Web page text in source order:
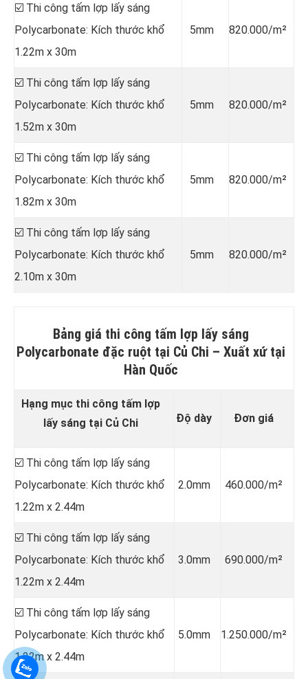
☑️ Thi công tấm lợp lấy sáng
Polycarbonate: Kích thước khổ
1.22m x 30m
5mm 820.000/m²
☑️ Thi công tấm lợp lấy sáng
Polycarbonate: Kích thước khổ
1.52m x 30m
5mm 820.000/m²
☑️ Thi công tấm lợp lấy sáng
Polycarbonate: Kích thước khổ
1.82m x 30m
5mm 820.000/m²
☑️ Thi công tấm lợp lấy sáng
Polycarbonate: Kích thước khổ
2.10m x 30m
5mm 820.000/m²
Bảng giá thi công tấm lợp lấy sáng
Polycarbonate đặc ruột tại Củ Chi – Xuất xứ tại
Hàn Quốc
Hạng mục thi công tấm lợp
lấy sáng tại Củ Chi
Độ dày Đơn giá
☑️ Thi công tấm lợp lấy sáng
Polycarbonate: Kích thước khổ
1.22m x 2.44m
2.0mm 460.000/m²
☑️ Thi công tấm lợp lấy sáng
Polycarbonate: Kích thước khổ
1.22m x 2.44m
3.0mm 690.000/m²
☑️ Thi công tấm lợp lấy sáng
Polycarbonate: Kích thước khổ
1.22m x 2.44m
5.0mm 1.250.000/m²